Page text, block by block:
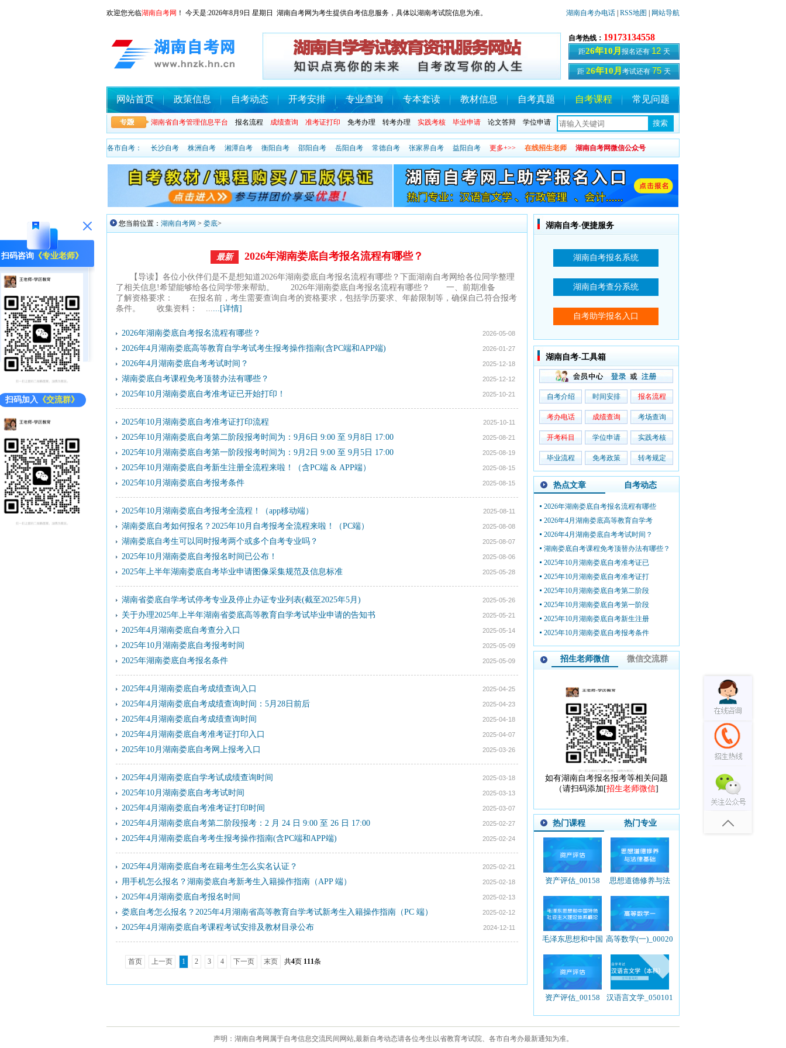
扫码咨询 《专业老师》
扫码加入 《交流群》
欢迎您光临湖南自考网 ！ 今天是:2026年8月9日 星期日 湖南自考网为考生提供自考信息服务，具体以湖南考试院信息为准。 湖南自考办电话 RSS地图 网站导航
自考热线： 19173134558
距26年10月 报名还有 12 天
距 26年10月 考试还有 75 天
网站首页 政策信息 自考动态 开考安排 专业查询 专本套读 教材信息 自考真题 自考课程 常见问题
湖南省自考管理信息平台 报名流程 成绩查询 准考证打印 免考办理 转考办理 实践考核 毕业申请 论文答辩 学位申请
各市自考： 长沙自考 株洲自考 湘潭自考 衡阳自考 邵阳自考 岳阳自考 常德自考 张家界自考 益阳自考 更多+>> 在线招生老师 湖南自考网微信公众号
您当前位置： 湖南自考网 > 娄底>
最新 2026年湖南娄底自考报名流程有哪些？
【导读】各位小伙伴们是不是想知道2026年湖南娄底自考报名流程有哪些？下面湖南自考网给各位同学整理
了相关信息!希望能够给各位同学带来帮助。 2026年湖南娄底自考报名流程有哪些？ 一、前期准备
了解资格要求： 在报名前，考生需要查询自考的资格要求，包括学历要求、年龄限制等，确保自己符合报考
条件。 收集资料： ......[详情]
2026年湖南娄底自考报名流程有哪些？ 2026-05-08
2026年4月湖南娄底高等教育自学考试考生报考操作指南(含PC端和APP端) 2026-01-27
2026年4月湖南娄底自考考试时间？ 2025-12-18
湖南娄底自考课程免考顶替办法有哪些？ 2025-12-12
2025年10月湖南娄底自考准考证已开始打印！ 2025-10-21
2025年10月湖南娄底自考准考证打印流程 2025-10-11
2025年10月湖南娄底自考第二阶段报考时间为：9月6日 9:00 至 9月8日 17:00 2025-08-21
2025年10月湖南娄底自考第一阶段报考时间为：9月2日 9:00 至 9月5日 17:00 2025-08-19
2025年10月湖南娄底自考新生注册全流程来啦！（含PC端 & APP端） 2025-08-15
2025年10月湖南娄底自考报考条件 2025-08-15
2025年10月湖南娄底自考报考全流程！（app移动端） 2025-08-11
湖南娄底自考如何报名？2025年10月自考报考全流程来啦！（PC端） 2025-08-08
湖南娄底自考生可以同时报考两个或多个自考专业吗？ 2025-08-07
2025年10月湖南娄底自考报名时间已公布！ 2025-08-06
2025年上半年湖南娄底自考毕业申请图像采集规范及信息标准 2025-05-28
湖南省娄底自学考试停考专业及停止办证专业列表(截至2025年5月) 2025-05-26
关于办理2025年上半年湖南省娄底高等教育自学考试毕业申请的告知书 2025-05-21
2025年4月湖南娄底自考查分入口 2025-05-14
2025年10月湖南娄底自考报考时间 2025-05-09
2025年湖南娄底自考报名条件 2025-05-09
2025年4月湖南娄底自考成绩查询入口 2025-04-25
2025年4月湖南娄底自考成绩查询时间：5月28日前后 2025-04-23
2025年4月湖南娄底自考成绩查询时间 2025-04-18
2025年4月湖南娄底自考准考证打印入口 2025-04-07
2025年10月湖南娄底自考网上报考入口 2025-03-26
2025年4月湖南娄底自学考试成绩查询时间 2025-03-18
2025年10月湖南娄底自考考试时间 2025-03-13
2025年4月湖南娄底自考准考证打印时间 2025-03-07
2025年4月湖南娄底自考第二阶段报考：2 月 24 日 9:00 至 26 日 17:00 2025-02-27
2025年4月湖南娄底自考考生报考操作指南(含PC端和APP端) 2025-02-24
2025年4月湖南娄底自考在籍考生怎么实名认证？ 2025-02-21
用手机怎么报名？​湖南娄底自考新考生入籍操作指南（APP 端） 2025-02-18
2025年4月湖南娄底自考报名时间 2025-02-13
娄底自考怎么报名？2025年4月湖南省高等教育自学考试新考生入籍操作指南（PC 端） 2025-02-12
2025年4月湖南娄底自考课程考试安排及教材目录公布 2024-12-11
首页 上一页 1 2 3 4 下一页 末页 共4页 111条
湖南自考-便捷服务
湖南自考-工具箱
自考介绍 时间安排 报名流程
考办电话 成绩查询 考场查询
开考科目 学位申请 实践考核
毕业流程 免考政策 转考规定
热点文章 自考动态
2026年湖南娄底自考报名流程有哪些
2026年4月湖南娄底高等教育自学考
2026年4月湖南娄底自考考试时间？
湖南娄底自考课程免考顶替办法有哪些？
2025年10月湖南娄底自考准考证已
2025年10月湖南娄底自考准考证打
2025年10月湖南娄底自考第二阶段
2025年10月湖南娄底自考第一阶段
2025年10月湖南娄底自考新生注册
2025年10月湖南娄底自考报考条件
招生老师微信 微信交流群
如有湖南自考报名报考等相关问题
（请扫码添加[招生老师微信]
热门课程 热门专业
资产评估_00158
思想道德修养与法
毛泽东思想和中国
体系概论_12656
高等数学(一)_00020
资产评估_00158 汉语言文学_050101
声明：湖南自考网属于自考信息交流民间网站,最新自考动态请各位考生以省教育考试院、各市自考办最新通知为准。